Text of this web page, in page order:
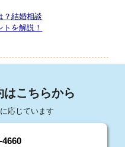
？結婚相談
を解説！
こちらから
応じています
4660